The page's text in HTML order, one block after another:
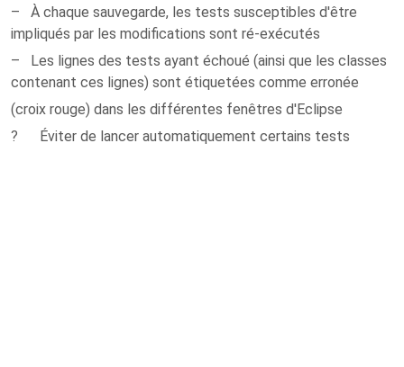
– À chaque sauvegarde, les tests susceptibles d'être
impliqués par les modifications sont ré-exécutés
– Les lignes des tests ayant échoué (ainsi que les classes
contenant ces lignes) sont étiquetées comme erronée
(croix rouge) dans les différentes fenêtres d'Eclipse
? Éviter de lancer automatiquement certains tests